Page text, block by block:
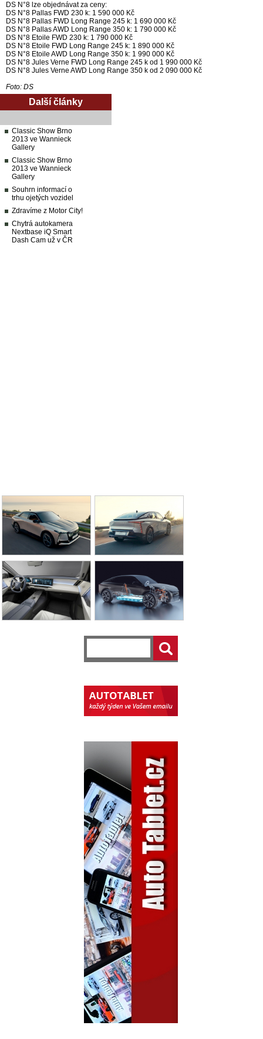
DS N°8 lze objednávat za ceny:
DS N°8 Pallas FWD 230 k: 1 590 000 Kč
DS N°8 Pallas FWD Long Range 245 k: 1 690 000 Kč
DS N°8 Pallas AWD Long Range 350 k: 1 790 000 Kč
DS N°8 Etoile FWD 230 k: 1 790 000 Kč
DS N°8 Etoile FWD Long Range 245 k: 1 890 000 Kč
DS N°8 Etoile AWD Long Range 350 k: 1 990 000 Kč
DS N°8 Jules Verne FWD Long Range 245 k od 1 990 000 Kč
DS N°8 Jules Verne AWD Long Range 350 k od 2 090 000 Kč
Foto: DS
Další články
Classic Show Brno
2013 ve Wannieck
Gallery
Classic Show Brno
2013 ve Wannieck
Gallery
Souhrn informací o
trhu ojetých vozidel
Zdravíme z Motor City!
Chytrá autokamera
Nextbase iQ Smart
Dash Cam už v ČR